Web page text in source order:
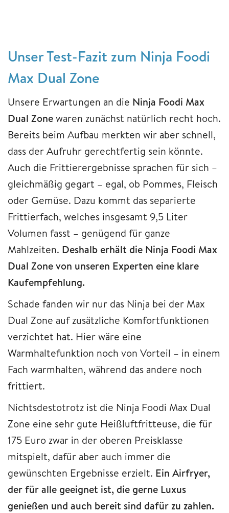
Unser Test-Fazit zum Ninja Foodi
Max Dual Zone
Unsere Erwartungen an die Ninja Foodi Max
Dual Zonewaren zunächst natürlich recht hoch.
Bereits beim Aufbau merkten wir aber schnell,
dass der Aufruhr gerechtfertig sein könnte.
Auch die Frittierergebnisse sprachen für sich –
gleichmäßig gegart – egal, ob Pommes, Fleisch
oder Gemüse. Dazu kommt das separierte
Frittierfach, welches insgesamt 9,5 Liter
Volumen fasst – genügend für ganze
Mahlzeiten. Deshalb erhält die Ninja Foodi Max
Dual Zone von unseren Experten eine klare
Kaufempfehlung.
Schade fanden wir nur das Ninja bei der Max
Dual Zone auf zusätzliche Komfortfunktionen
verzichtet hat. Hier wäre eine
Warmhaltefunktion noch von Vorteil – in einem
Fach warmhalten, während das andere noch
frittiert.
Nichtsdestotrotz ist die Ninja Foodi Max Dual
Zone eine sehr gute Heißluftfritteuse, die für
175 Euro zwar in der oberen Preisklasse
mitspielt, dafür aber auch immer die
gewünschten Ergebnisse erzielt. Ein Airfryer,
der für alle geeignet ist, die gerne Luxus
genießen und auch bereit sind dafür zu zahlen.